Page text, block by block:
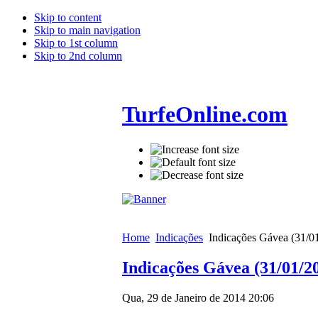
Skip to content
Skip to main navigation
Skip to 1st column
Skip to 2nd column
TurfeOnline.com
Home Indicações Indicações Gávea (31/
Indicações Gávea (31/01/
Qua, 29 de Janeiro de 2014 20:06